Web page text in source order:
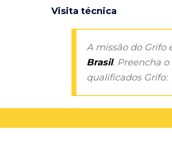
Visita técnica
A missão do Grifo
Brasil. Preencha
qualificados Grifo: